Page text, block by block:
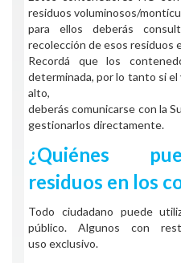
residuos voluminosos/
para ellos deberás
recolección de esos residuos
Recordá que los
determinada, por lo tanto si
alto,
deberás comunicarse con la
gestionarlos directamente.
¿Quiénes
residuos en los
Todo ciudadano puede
público. Algunos con
uso exclusivo.